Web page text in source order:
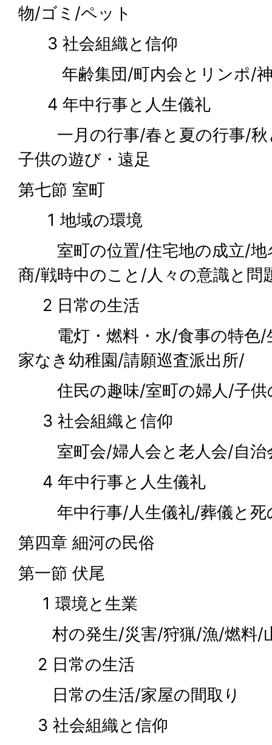
物/ゴミ/ペット
3 社会組織と信仰
年齢集団/町内会とリンポ/神
4 年中行事と人生儀礼
一月の行事/春と夏の行事/秋
子供の遊び・遠足
第七節 室町
1 地域の環境
室町の位置/住宅地の成立/地
商/戦時中のこと/人々の意識と問
2 日常の生活
電灯・燃料・水/食事の特色/
家なき幼稚園/請願巡査派出所/
住民の趣味/室町の婦人/子供
3 社会組織と信仰
室町会/婦人会と老人会/自治
4 年中行事と人生儀礼
年中行事/人生儀礼/葬儀と死
第四章 細河の民俗
第一節 伏尾
1 環境と生業
村の発生/災害/狩猟/漁/燃料/
2 日常の生活
日常の生活/家屋の間取り
3 社会組織と信仰